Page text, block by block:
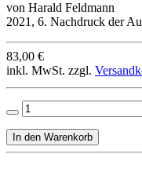
von Harald Feldmann
2021, 6. Nachdruck der
83,00 €
inkl. MwSt. zzgl.